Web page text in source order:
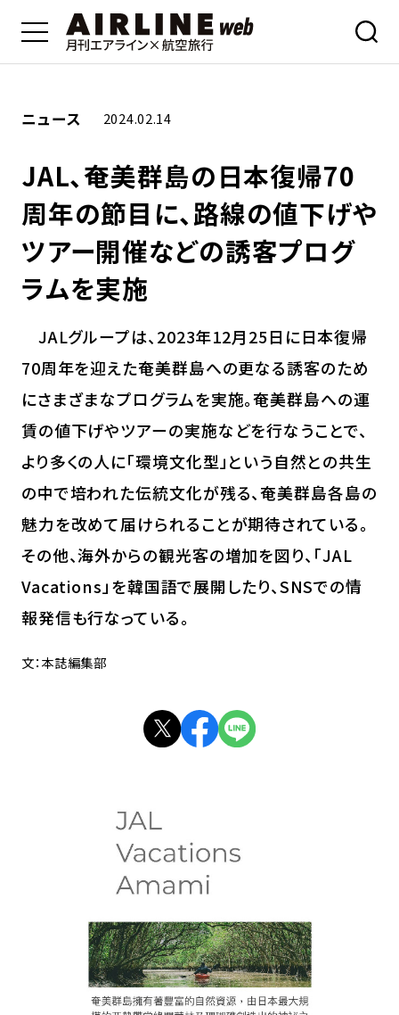
ニュース 2024.02.14
JAL、奄美群島の日本復帰70
周年の節目に、路線の値下げや
ツアー開催などの誘客プログ
ラムを実施
JALグループは、2023年12月25日に日本復帰
70周年を迎えた奄美群島への更なる誘客のため
にさまざまなプログラムを実施。奄美群島への運
賃の値下げやツアーの実施などを行なうことで、
より多くの人に「環境文化型」という自然との共生
の中で培われた伝統文化が残る、奄美群島各島の
魅力を改めて届けられることが期待されている。
その他、海外からの観光客の増加を図り、「JAL
Vacations」を韓国語で展開したり、SNSでの情
報発信も行なっている。
文：本誌編集部